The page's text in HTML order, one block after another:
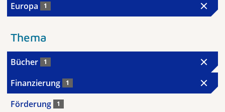
Europa 1
Thema
Bücher 1
Finanzierung 1
Förderung 1